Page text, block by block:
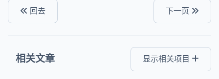
回去 下一页
相关文章 显示相关项目